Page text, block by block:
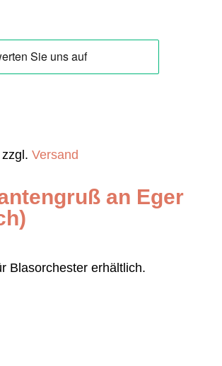
Versand
an Eger
Blasorchester erhältlich.